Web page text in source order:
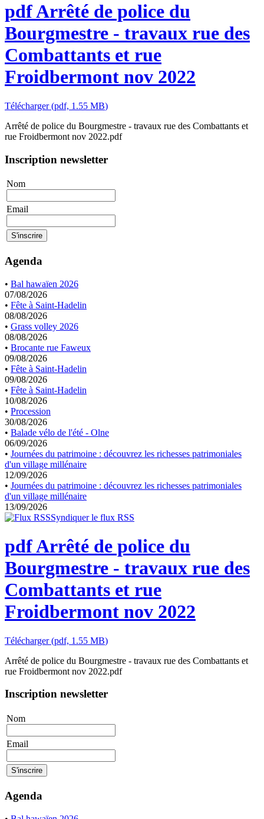
pdfArrêté de police du
Bourgmestre - travaux rue des
Combattants et rue
Froidbermont nov 2022
Télécharger(pdf, 1.55 MB)
Arrêté de police du Bourgmestre - travaux rue des Combattants et
rue Froidbermont nov 2022.pdf
Inscription newsletter
Nom
Email
Agenda
• Bal hawaïen 2026
07/08/2026
• Fête à Saint-Hadelin
08/08/2026
• Grass volley 2026
08/08/2026
• Brocante rue Faweux
09/08/2026
• Fête à Saint-Hadelin
09/08/2026
• Fête à Saint-Hadelin
10/08/2026
• Procession
30/08/2026
• Balade vélo de l'été - Olne
06/09/2026
• Journées du patrimoine : découvrez les richesses patrimoniales
d'un village millénaire
12/09/2026
• Journées du patrimoine : découvrez les richesses patrimoniales
d'un village millénaire
13/09/2026
Syndiquer le flux RSS
pdfArrêté de police du
Bourgmestre - travaux rue des
Combattants et rue
Froidbermont nov 2022
Télécharger(pdf, 1.55 MB)
Arrêté de police du Bourgmestre - travaux rue des Combattants et
rue Froidbermont nov 2022.pdf
Inscription newsletter
Nom
Email
Agenda